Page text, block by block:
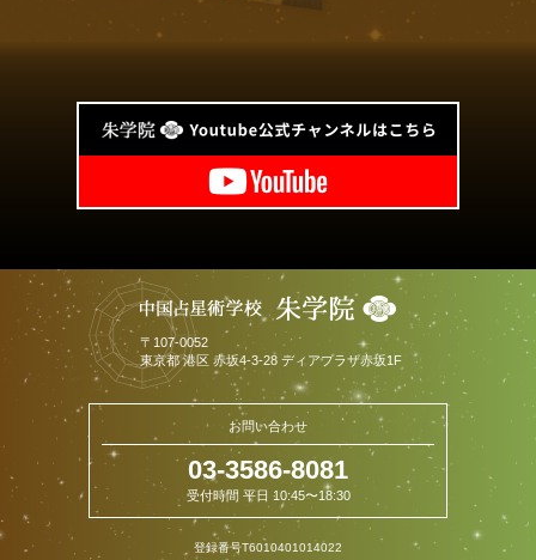
〒 107-0052
東京都 港区 赤坂4-3-28 ディアプラザ赤坂1F
お問い合わせ
03-3586-8081
受付時間 平日 10:45〜18:30
登録番号T6010401014022